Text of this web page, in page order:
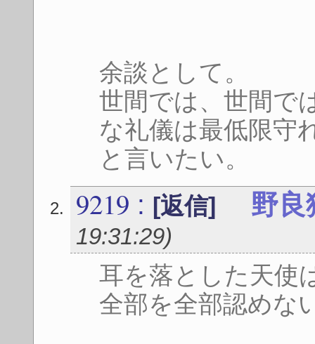
余談として。
世間では、世間で
な礼儀は最低限守
と言いたい。
9219 : [返信] 野良
19:31:29)
耳を落とした天使
全部を全部認めな